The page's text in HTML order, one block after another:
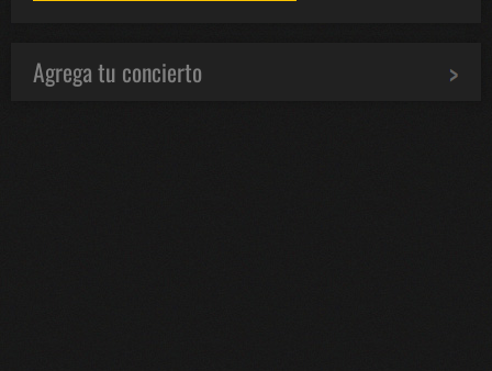
Agrega tu concierto